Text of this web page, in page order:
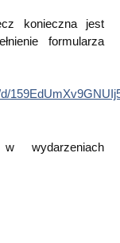
konieczna jest
formularza
wydarzeniach